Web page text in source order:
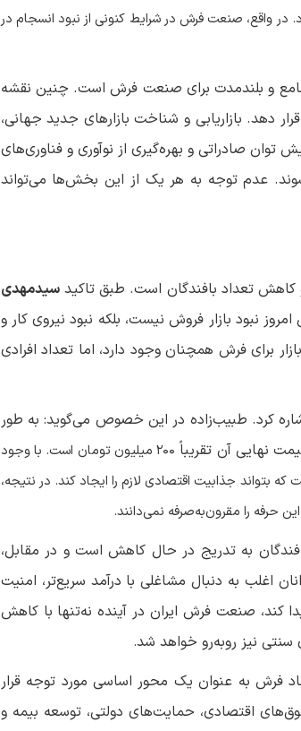
صنعت فرش در شرایط کنونی از نبود انسجام در
و بلندمدت برای صنعت فرش است. چنین نقشه
دهد. بازاریابی و شناخت بازارهای جدید جهانی،
توان صادراتی و بهره‌گیری از نوآوری و فناوری‌های
عدم توجه به هر یک از این بخش‌ها می‌تواند
تعداد بافندگان است. طبق تاکیدسیدمهدی
نبود بازار فروش نیست، بلکه نبود نیروی کار و
برای فرش همچنان وجود دارد، اما تعداد افرادی
کرد. طبیب‌زاده در این خصوص می‌گوید: به طور
نهایی آن تقریباً ۲۰۰میلیون تومان است. با وجود
بتواند جذابیت اقتصادی لازم را ایجاد کند. در نتیجه،
حرفه را مقرون‌به‌صرفه نمی‌دانند.
به تدریج در حال کاهش است و در مقابل،
اغلب به دنبال مشاغلی با درآمد سریع‌تر، امنیت
کند، صنعت فرش ایران در آینده نه‌تنها با کاهش
نیز روبه‌رو خواهد شد.
فرش به عنوان یک محور اساسی مورد توجه قرار
اقتصادی، حمایت‌های دولتی، توسعه بیمه و